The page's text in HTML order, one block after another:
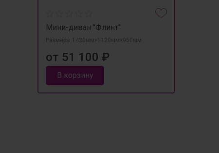
Мини-диван "Флинт"
Размеры 1430мм×1120мм×960мм
от 51 100 ₽
В корзину